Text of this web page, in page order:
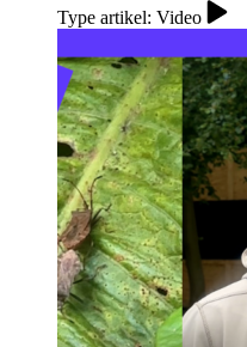
Type artikel: Video